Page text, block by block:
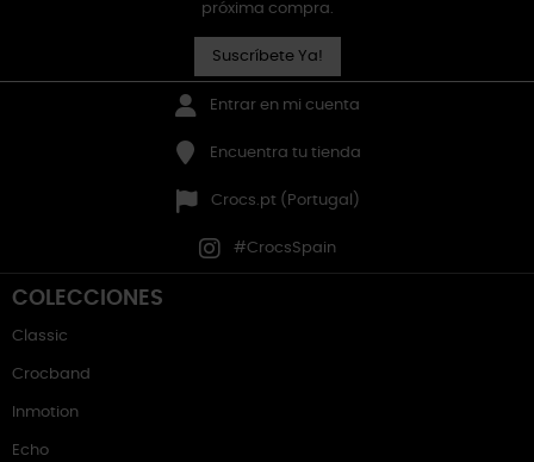
próxima compra.
Suscríbete Ya!
Entrar en mi cuenta
Encuentra tu tienda
Crocs.pt (Portugal)
#CrocsSpain
COLECCIONES
Classic
Crocband
Inmotion
Echo